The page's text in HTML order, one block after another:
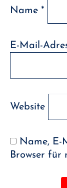
Name *
E-Mail-
Website
Name, E-
Browser für